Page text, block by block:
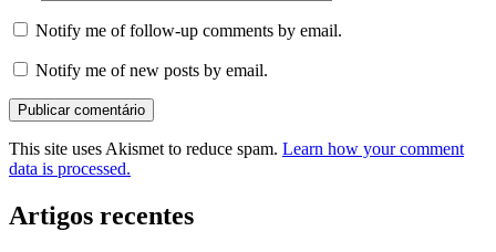
Notify me of follow-up comments by email.
Notify me of new posts by email.
This site uses Akismet to reduce spam. Learn how your comment
data is processed.
Artigos recentes